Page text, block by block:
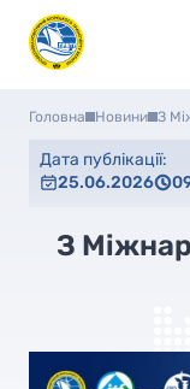
Головна Новини З
Дата публікації:
25.06.2026
З